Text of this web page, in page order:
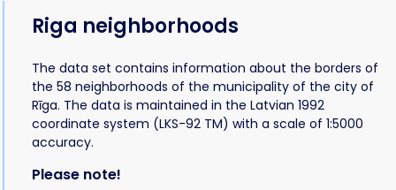
Riga neighborhoods
The data set contains information about the borders of
the 58 neighborhoods of the municipality of the city of
Rīga. The data is maintained in the Latvian 1992
coordinate system (LKS-92 TM) with a scale of 1:5000
accuracy.
Please note!